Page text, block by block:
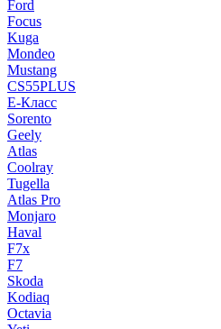
Ford
Focus
Kuga
Mondeo
Mustang
CS55PLUS
E-Класс
Sorento
Geely
Atlas
Coolray
Tugella
Atlas Pro
Monjaro
Haval
F7x
F7
Skoda
Kodiaq
Octavia